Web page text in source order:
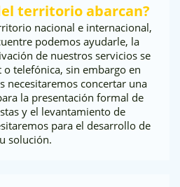
territorio abarcan?
nacional e internacional,
podemos ayudarle, la
de nuestros servicios se
telefónica, sin embargo en
necesitaremos concertar una
la presentación formal de
y el levantamiento de
para el desarrollo de
solución.